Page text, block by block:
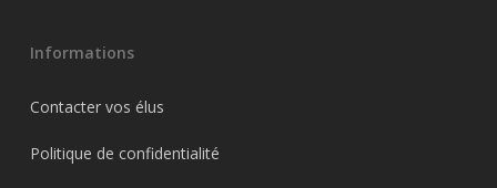
Informations
Contacter vos élus
Politique de confidentialité